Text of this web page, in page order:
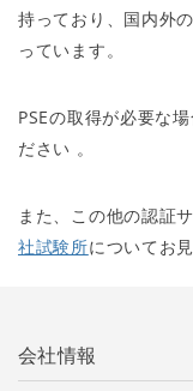
持っており、国内外
っています。
PSEの取得が必要な
ださい 。
また、この他の認証
社試験所についてお
会社情報